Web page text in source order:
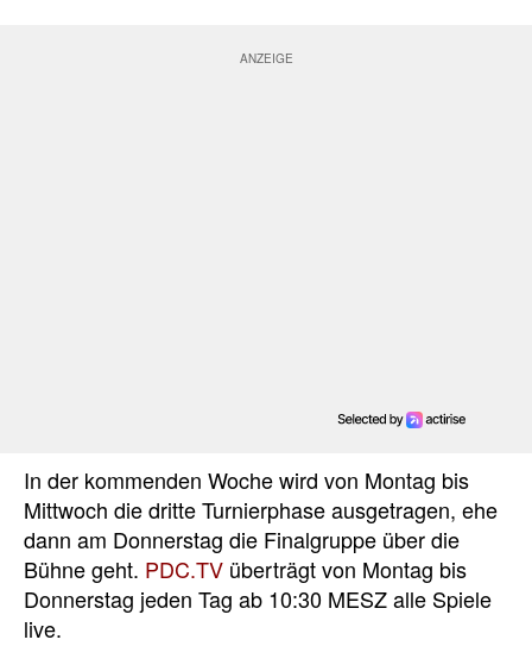
In der kommenden Woche wird von Montag bis
Mittwoch die dritte Turnierphase ausgetragen, ehe
dann am Donnerstag die Finalgruppe über die
Bühne geht. PDC.TV überträgt von Montag bis
Donnerstag jeden Tag ab 10:30 MESZ alle Spiele
live.